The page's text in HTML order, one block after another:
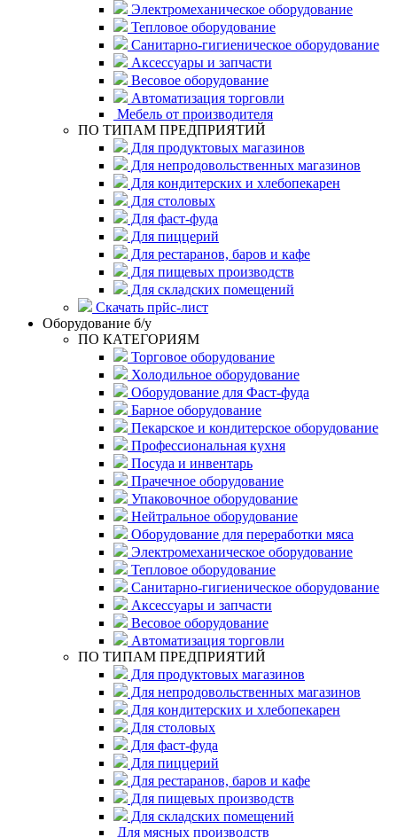
Электромеханическое оборудование
Тепловое оборудование
Санитарно-гигиеническое оборудование
Аксессуары и запчасти
Весовое оборудование
Автоматизация торговли
Мебель от производителя
ПО ТИПАМ ПРЕДПРИЯТИЙ
Для продуктовых магазинов
Для непродовольственных магазинов
Для кондитерских и хлебопекарен
Для столовых
Для фаст-фуда
Для пиццерий
Для рестаранов, баров и кафе
Для пищевых производств
Для складских помещений
Скачать прйс-лист
Оборудование б/у
ПО КАТЕГОРИЯМ
Торговое оборудование
Холодильное оборудование
Оборудование для Фаст-фуда
Барное оборудование
Пекарское и кондитерское оборудование
Профессиональная кухня
Посуда и инвентарь
Прачечное оборудование
Упаковочное оборудование
Нейтральное оборудование
Оборудование для переработки мяса
Электромеханическое оборудование
Тепловое оборудование
Санитарно-гигиеническое оборудование
Аксессуары и запчасти
Весовое оборудование
Автоматизация торговли
ПО ТИПАМ ПРЕДПРИЯТИЙ
Для продуктовых магазинов
Для непродовольственных магазинов
Для кондитерских и хлебопекарен
Для столовых
Для фаст-фуда
Для пиццерий
Для рестаранов, баров и кафе
Для пищевых производств
Для складских помещений
Для мясных производств